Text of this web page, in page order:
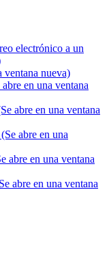
electrónico a un
ventana nueva)
en una ventana
abre en una ventana
abre en una
abre en una ventana
abre en una ventana